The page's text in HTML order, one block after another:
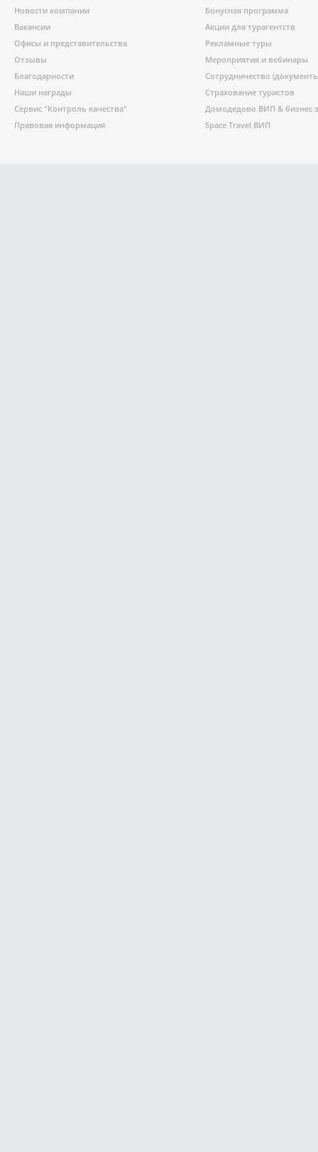
Новости компании
Вакансии
Офисы и представительства
Отзывы
Благодарности
Наши награды
Сервис "Контроль качества"
Правовая информация
Бонусная программа
Акции для турагентств
Рекламные туры
Мероприятия и вебинары
Сотрудничество
Страхование туристов
Домодедово ВИП & бизнес
Space Travel ВИП